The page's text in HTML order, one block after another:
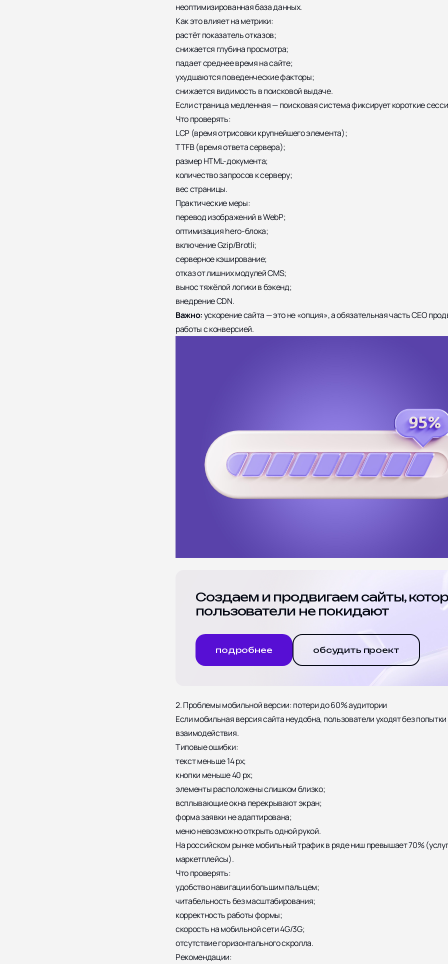
неоптимизированная база данных.
Как это влияет на метрики:
растёт показатель отказов;
снижается глубина просмотра;
падает среднее время на сайте;
ухудшаются поведенческие факторы;
снижается видимость в поисковой выдаче.
Если страница медленная — поисковая система фиксирует короткие
Что проверять:
LCP (время отрисовки крупнейшего элемента);
TTFB (время ответа сервера);
размер HTML-документа;
количество запросов к серверу;
вес страницы.
Практические меры:
перевод изображений в WebP;
оптимизация hero-блока;
включение Gzip/Brotli;
серверное кэширование;
отказ от лишних модулей CMS;
вынос тяжёлой логики в бэкенд;
внедрение CDN.
Важно:ускорение сайта — это не «опция», а обязательная часть СЕО
работы с конверсией.
Создаем и продвигаем сайты,
пользователи не покидают
подробнее обсудить проект
2. Проблемы мобильной версии: потери до 60% аудитории
Если мобильная версия сайта неудобна, пользователи уходят без попытки
взаимодействия.
Типовые ошибки:
текст меньше 14 px;
кнопки меньше 40 px;
элементы расположены слишком близко;
всплывающие окна перекрывают экран;
форма заявки не адаптирована;
меню невозможно открыть одной рукой.
На российском рынке мобильный трафик в ряде ниш превышает 70%
маркетплейсы).
Что проверять:
удобство навигации большим пальцем;
читабельность без масштабирования;
корректность работы формы;
скорость на мобильной сети 4G/3G;
отсутствие горизонтального скролла.
Рекомендации: